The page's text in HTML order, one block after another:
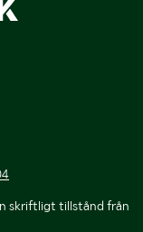
skriftligt tillstånd från